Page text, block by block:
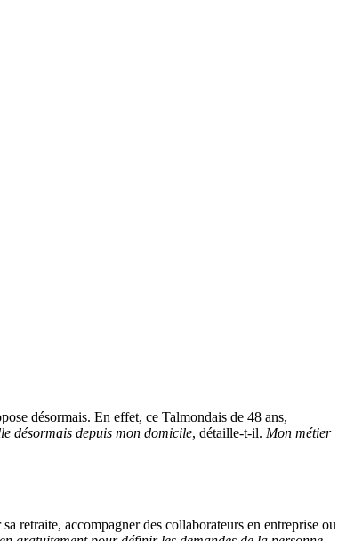
désormais. En effet, ce Talmondais de 48 ans,
désormais depuis mon domicile, détaille-t-il. Mon métier
retraite, accompagner des collaborateurs en entreprise ou